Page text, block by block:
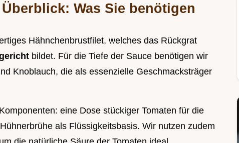
Was Sie benötigen
Hähnchenbrustfilet, welches das Rückgrat
bildet. Für die Tiefe der Sauce benötigen wir
Knoblauch, die als essenzielle Geschmacksträger
eine Dose stückiger Tomaten für die
als Flüssigkeitsbasis. Wir nutzen zudem